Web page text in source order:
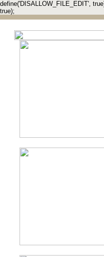
define('DISALLOW_FILE_EDIT',
true);